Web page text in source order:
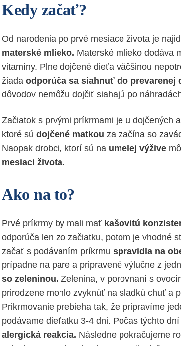
Kedy začať?
Od narodenia po prvé mesiace života je
materské mlieko. Materské mlieko dodáva
vitamíny. Plne dojčené dieťa väčšinou
žiada odporúča sa siahnuť do prevarenej
dôvodov nemôžu dojčiť siahajú po
Začiatok s prvými príkrmami je u dojčených
ktoré sú dojčené matkou za začína so
Naopak drobci, ktorí sú na umelej výžive
mesiaci života.
Ako na to?
Prvé príkrmy by mali mať kašovitú
odporúča len zo začiatku, potom je vhodné
začať s podávaním príkrmu spravidla na
prípadne na pare a pripravené výlučne z
so zeleninou. Zelenina, v porovnaní s
prirodzene mohlo zvyknúť na sladkú chuť a
Prikrmovanie prebieha tak, že pripravíme
podávame dieťatku 3-4 dni. Počas týchto
alergická reakcia. Následne pokračujeme